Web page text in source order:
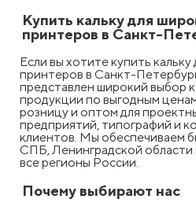
Купить кальку для
принтеров в Санкт-
Если вы хотите купить
принтеров в Санкт-
представлен широкий выбор
продукции по выгодным
розницу и оптом для
предприятий, типографий и
клиентов. Мы обеспечиваем
СПБ, Ленинградской области
все регионы России.
Почему выбирают нас